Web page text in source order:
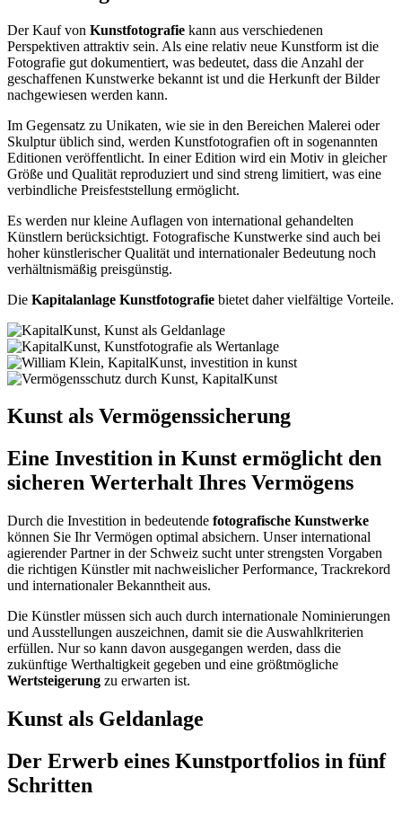
Der Kauf von Kunstfotografie kann aus verschiedenen
Perspektiven attraktiv sein. Als eine relativ neue Kunstform ist die
Fotografie gut dokumentiert, was bedeutet, dass die Anzahl der
geschaffenen Kunstwerke bekannt ist und die Herkunft der Bilder
nachgewiesen werden kann.
Im Gegensatz zu Unikaten, wie sie in den Bereichen Malerei oder
Skulptur üblich sind, werden Kunstfotografien oft in sogenannten
Editionen veröffentlicht. In einer Edition wird ein Motiv in gleicher
Größe und Qualität reproduziert und sind streng limitiert, was eine
verbindliche Preisfeststellung ermöglicht.
Es werden nur kleine Auflagen von international gehandelten
Künstlern berücksichtigt. Fotografische Kunstwerke sind auch bei
hoher künstlerischer Qualität und internationaler Bedeutung noch
verhältnismäßig preisgünstig.
Die Kapitalanlage Kunstfotografie bietet daher vielfältige Vorteile.
Kunst als Vermögenssicherung
Eine Investition in Kunst ermöglicht den
sicheren Werterhalt Ihres Vermögens
Durch die Investition in bedeutende fotografische Kunstwerke
können Sie Ihr Vermögen optimal absichern. Unser international
agierender Partner in der Schweiz sucht unter strengsten Vorgaben
die richtigen Künstler mit nachweislicher Performance, Trackrekord
und internationaler Bekanntheit aus.
Die Künstler müssen sich auch durch internationale Nominierungen
und Ausstellungen auszeichnen, damit sie die Auswahlkriterien
erfüllen. Nur so kann davon ausgegangen werden, dass die
zukünftige Werthaltigkeit gegeben und eine größtmögliche
Wertsteigerung zu erwarten ist.
Kunst als Geldanlage
Der Erwerb eines Kunstportfolios in fünf
Schritten